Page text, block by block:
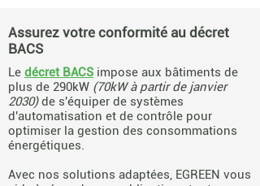
Assurez votre conformité au décret
BACS
Le décret BACS impose aux bâtiments de
plus de 290kW (70kW à partir de janvier
2030)de s'équiper de systèmes
d'automatisation et de contrôle pour
optimiser la gestion des consommations
énergétiques.
Avec nos solutions adaptées, EGREEN vous